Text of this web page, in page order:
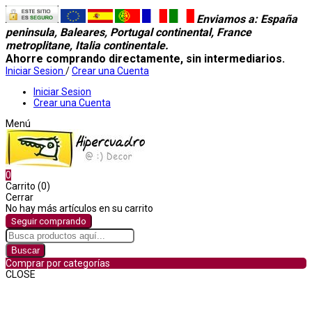
Enviamos a: España
peninsula, Baleares, Portugal continental, France
metroplitane, Italia continentale.
Ahorre comprando directamente, sin intermediarios.
Iniciar Sesion /Crear una Cuenta
Iniciar Sesion
Crear una Cuenta
Menú
0
Carrito (0)
Cerrar
No hay más artículos en su carrito
Seguir comprando
Buscar
Comprar por categorías
CLOSE